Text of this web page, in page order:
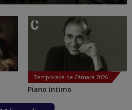
Temporada de Cámara 2026
Piano íntimo